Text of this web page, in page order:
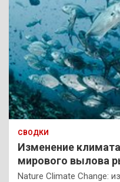
СВОДКИ
Изменение
мирового вылова
Nature Climate Change: